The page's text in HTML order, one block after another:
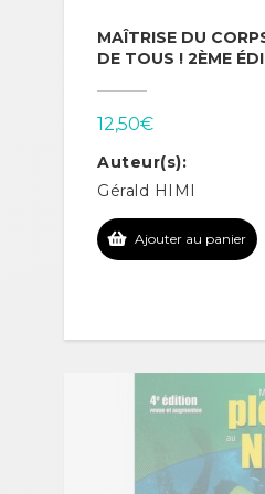
MAÎTRISE DU
DE TOUS ! 2ÈME
12,50€
Auteur(s):
Gérald HIMI
Ajouter au panier